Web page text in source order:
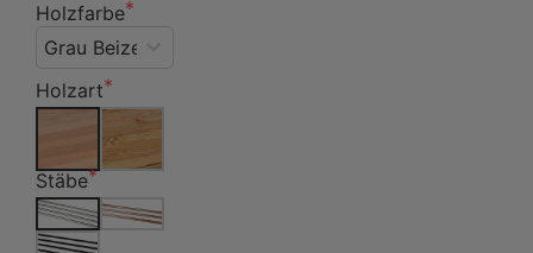
Holzfarbe
Holzart
Stäbe